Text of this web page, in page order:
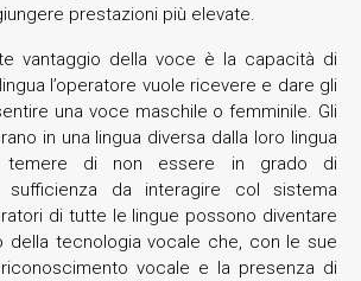
prestazioni più elevate.
vantaggio della voce è la capacità di
l’operatore vuole ricevere e dare gli
una voce maschile o femminile. Gli
in una lingua diversa dalla loro lingua
temere di non essere in grado di
sufficienza da interagire col sistema
di tutte le lingue possono diventare
della tecnologia vocale che, con le sue
vocale e la presenza di